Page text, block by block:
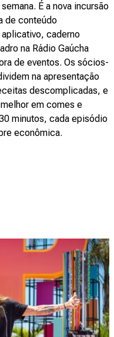
É a nova incursão
de conteúdo
caderno
na Rádio Gaúcha
de eventos. Os sócios-
na apresentação
descomplicadas, e
em comes e
minutos, cada episódio
econômica.